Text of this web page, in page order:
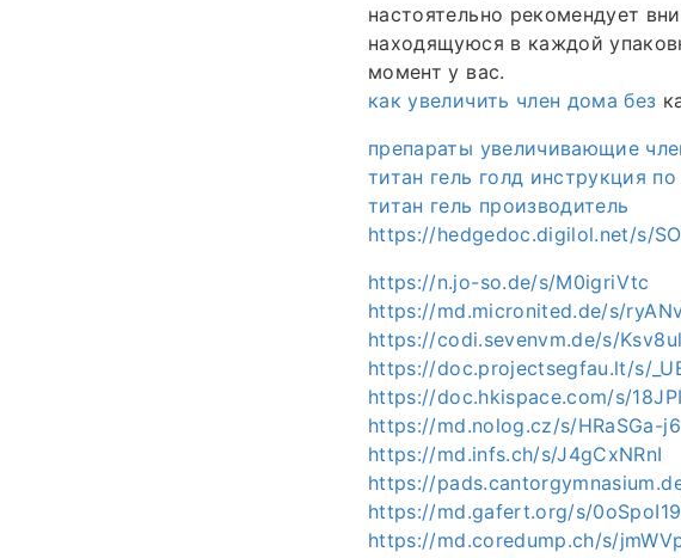
настоятельно рекомендует
находящуюся в каждой
момент у вас.
как увеличить член дома без
препараты увеличивающие
титан гель голд инструкция
титан гель производитель
https://hedgedoc.digilol.net/s/
https://n.jo-so.de/s/M0igriVtc
https://md.micronited.de/s/
https://codi.sevenvm.de/s/
https://doc.projectsegfau.lt/s/
https://doc.hkispace.com/s/
https://md.nolog.cz/s/HRaSGa-j6
https://md.infs.ch/s/J4gCxNRnI
https://
https://md.gafert.org/s/
https://md.coredump.ch/s/